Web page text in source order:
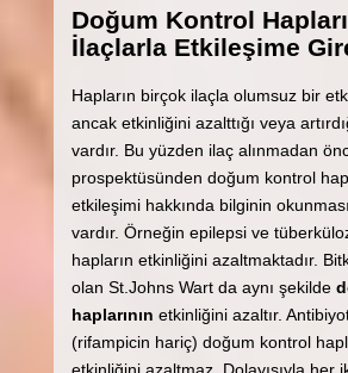
Doğum Kontrol
İlaçlarla Etkileşime
Hapların birçok ilaçla olumsuz bir
ancak etkinliğini azalttığı veya
vardır. Bu yüzden ilaç alınmadan
prospektüsünden doğum kontrol
etkileşimi hakkında bilginin
vardır. Örneğin epilepsi ve
hapların etkinliğini azaltmaktadır.
olan St.Johns Wart da aynı şekilde
haplarının etkinliğini azaltır.
(rifampicin hariç) doğum kontrol
etkinliğini azaltmaz. Dolayısıyla her